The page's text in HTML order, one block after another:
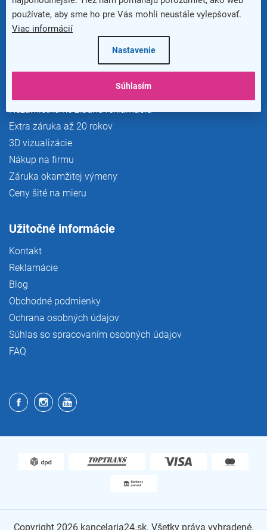
používate, aby sme ho pre Vás mohli neustále vylepšovať.
Viac informácií
Nastavenie
Súhlasím
Výhody pre zákazníkov
Doprava a platba
Vrátenie zadarmo do 365 dní
Nezamietneme žiadnu reklamáciu
Extra záruka až 20 rokov
3D vizualizácie
Nákup na firmu
Záruka okamžitej výmeny
Ceny šité na mieru
Užitočné informácie
Kontakt
Reklamácie
Blog
Obchodné podmienky
Ochrana osobných údajov
Súhlas so spracovaním osobných údajov
FAQ
Copyright 2026 kancelaria24.sk. Všetky práva vyhradené.